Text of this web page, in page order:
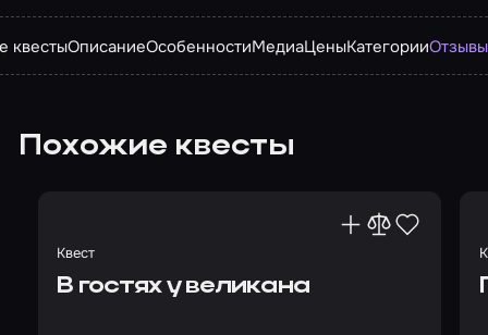
квестыОписаниеОсобенностиМедиаЦеныКатегорииОтзывы
Похожие квесты
Квест
В гостях у великана